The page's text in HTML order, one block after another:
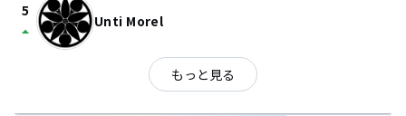
5
arrow_drop_up Unti Morel
もっと見る